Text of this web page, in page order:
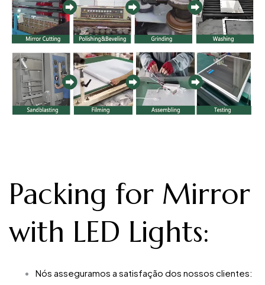
Packing for Mirror
with LED Lights:
Nós asseguramos a satisfação dos nossos clientes: